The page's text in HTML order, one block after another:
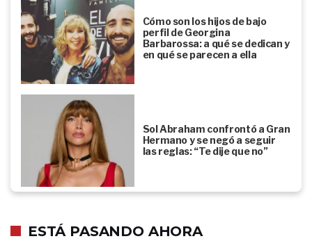
Cómo son los hijos de bajo
perfil de Georgina
Barbarossa: a qué se dedican y
en qué se parecen a ella
Sol Abraham confrontó a Gran
Hermano y se negó a seguir
las reglas: “Te dije que no”
ESTÁ PASANDO AHORA